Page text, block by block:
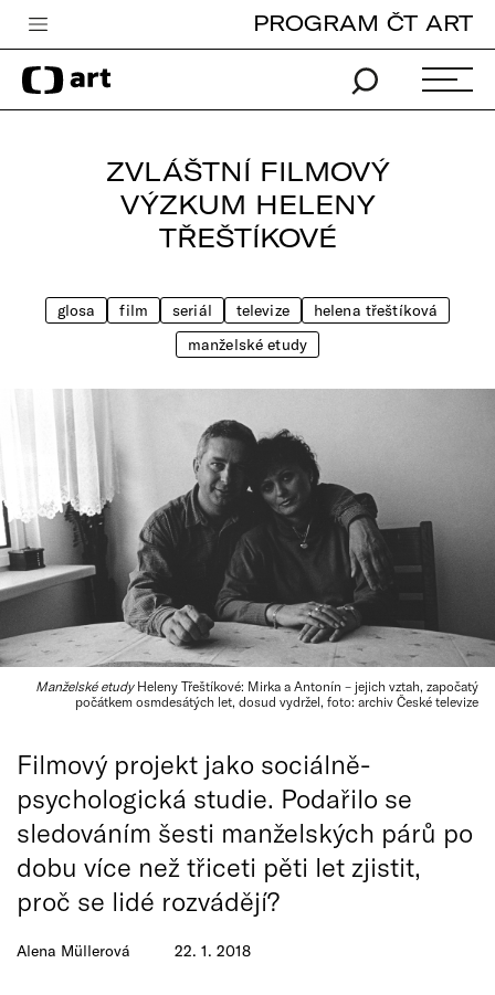
Česká televize
Zpravodajství
edu
PROGRAM ČT ART
ZVLÁŠTNÍ FILMOVÝ
VÝZKUM HELENY
TŘEŠTÍKOVÉ
glosa film seriál televize
helena třeštíková
manželské etudy
Manželské etudyHeleny Třeštíkové: Mirka a Antonín – jejich vztah, započatý
počátkem osmdesátých let, dosud vydržel, foto: archiv České televize
Alena Müllerová 22. 1. 2018
Filmový projekt jako sociálně-
psychologická studie. Podařilo se
sledováním šesti manželských párů po
dobu více než třiceti pěti let zjistit,
proč se lidé rozvádějí?